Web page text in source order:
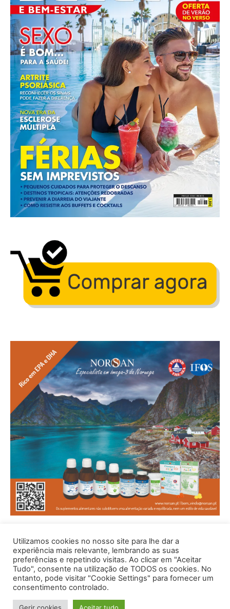
Utilizamos cookies no nosso site para lhe dar a
experiência mais relevante, lembrando as suas
preferências e repetindo visitas. Ao clicar em "Aceitar
Tudo", consente na utilização de TODOS os cookies. No
entanto, pode visitar "Cookie Settings" para fornecer um
consentimento controlado.